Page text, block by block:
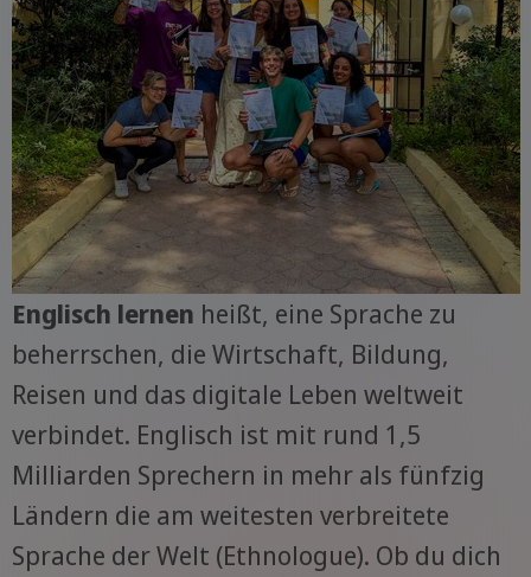
Englisch lernen heißt, eine Sprache zu
beherrschen, die Wirtschaft, Bildung,
Reisen und das digitale Leben weltweit
verbindet. Englisch ist mit rund 1,5
Milliarden Sprechern in mehr als fünfzig
Ländern die am weitesten verbreitete
Sprache der Welt (Ethnologue). Ob du dich